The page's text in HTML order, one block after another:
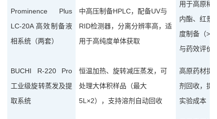
Prominence
Plus
LC-20A高效制备液
相系统 （两套）
中高压制备HPLC，配备UV与
RID检测器，分离分辨率高，适
用于高纯度单体获取
用于高原稀
内酯、红景
度制备（
与药效评价
BUCHI R-220 Pro
工业级旋转蒸发及提
取系统
恒温加热、旋转减压蒸发，可
处理大体积样品（最大
5L×2），支持溶剂自动回收
高原药材提
剂回收，提
实验成本